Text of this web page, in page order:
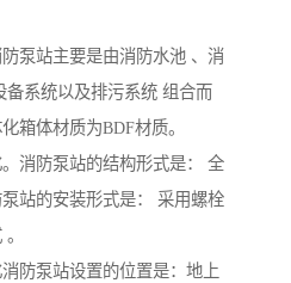
泵站主要是由消防水池 、消
备系统以及排污系统 组合而
箱体材质为BDF材质。
消防泵站的结构形式是： 全
站的安装形式是： 采用螺栓
防泵站设置的位置是：地上